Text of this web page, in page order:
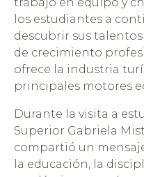
los estudiantes a
descubrir sus
de crecimiento
ofrece la industria
principales motores
Durante la visita a
Superior Gabriela
compartió un
la educación, la